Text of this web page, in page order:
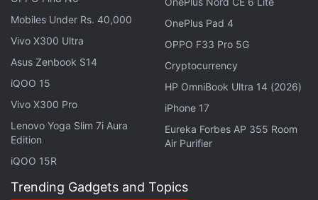
Event.
Mobiles Under Rs. 40,000
Vivo X300 Ultra
Asus Zenbook S14
iQOO 15
Vivo X300 Pro
Lenovo Yoga Slim 7i Aura
Edition
iQOO 15R
OnePlus Pad 4
OPPO F33 Pro 5G
Cryptocurrency
HP OmniBook Ultra 14 (2026)
iPhone 17
Eureka Forbes AP 355 Room
Air Purifier
Trending Gadgets and Topics